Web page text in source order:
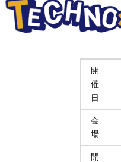
開
催
日
会
場
開